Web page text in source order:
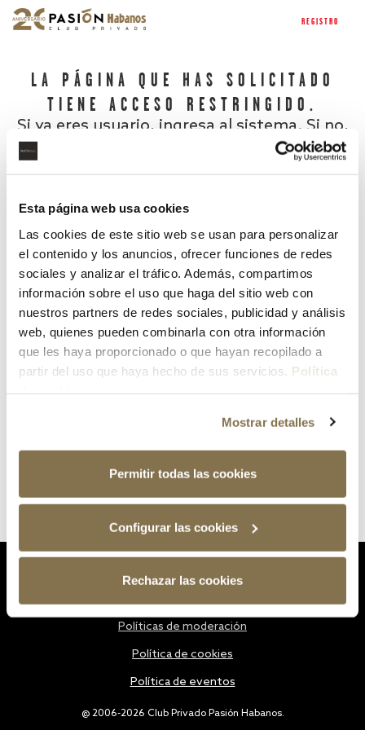
Esta página web usa cookies
Las cookies de este sitio web se usan para personalizar
el contenido y los anuncios, ofrecer funciones de redes
sociales y analizar el tráfico. Además, compartimos
información sobre el uso que haga del sitio web con
nuestros partners de redes sociales, publicidad y análisis
web, quienes pueden combinarla con otra información
que les haya proporcionado o que hayan recopilado a
partir del uso que haya hecho de sus servicios. Política
Mostrar detalles
Permitir todas las cookies
Configurar las cookies
Rechazar las cookies
REGISTRO
LA PÁGINA QUE HAS SOLICITADO
TIENE ACCESO RESTRINGIDO.
Si ya eres usuario, ingresa al sistema. Si no,
¿Has olvidado tu contraseña?
@ 2006-2026 Club Privado Pasión Habanos.
Políticas de moderación
Política de cookies
Política de eventos